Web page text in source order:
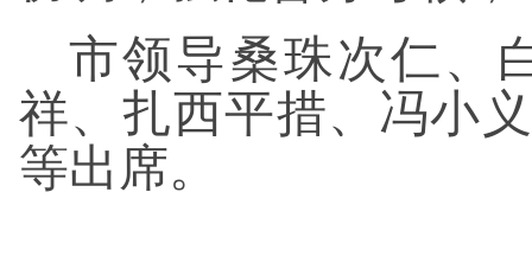
市领导桑珠次仁、
祥、扎西平措、冯小
等出席。